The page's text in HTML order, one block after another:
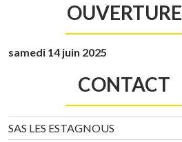
OUVERTURE
samedi 14 juin 2025
CONTACT
SAS LES ESTAGNOUS